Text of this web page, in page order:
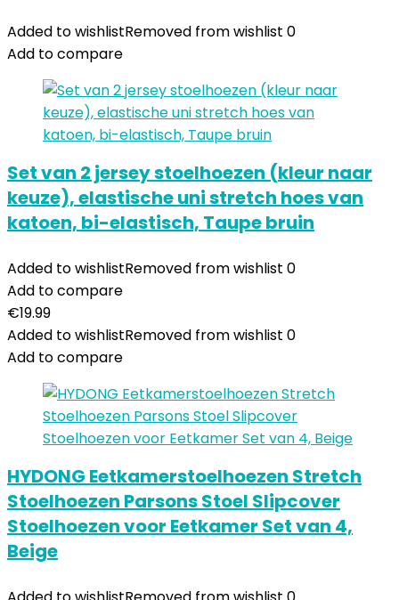
Added to wishlistRemoved from wishlist 0
Add to compare
Set van 2 jersey stoelhoezen (kleur naar
keuze), elastische uni stretch hoes van
katoen, bi-elastisch, Taupe bruin
Added to wishlistRemoved from wishlist 0
Add to compare
€19.99
Added to wishlistRemoved from wishlist 0
Add to compare
HYDONG Eetkamerstoelhoezen Stretch
Stoelhoezen Parsons Stoel Slipcover
Stoelhoezen voor Eetkamer Set van 4,
Beige